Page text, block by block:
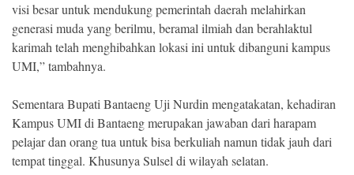
visi besar untuk mendukung pemerintah daerah melahirkan
generasi muda yang berilmu, beramal ilmiah dan berahlaktul
karimah telah menghibahkan lokasi ini untuk dibanguni kampus
UMI,” tambahnya.
Sementara Bupati Bantaeng Uji Nurdin mengatakatan, kehadiran
Kampus UMI di Bantaeng merupakan jawaban dari harapam
pelajar dan orang tua untuk bisa berkuliah namun tidak jauh dari
tempat tinggal. Khusunya Sulsel di wilayah selatan.